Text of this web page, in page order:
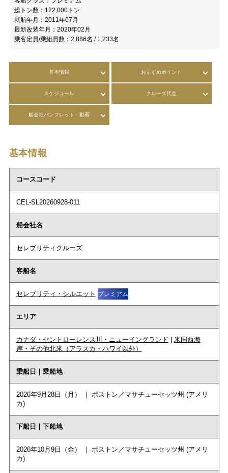
総トン数： 122,000トン
就航年月： 2011年07月
最新改装年月： 2020年02月
乗客定員/乗組員数： 2,886名 / 1,233名
基本情報 おすすめポイント
スケジュール クルーズ代金
船会社パンフレット・動画
基本情報
コースコード
CEL-SL20260928-011
船会社名
セレブリティクルーズ
客船名
セレブリティ・シルエット プレミアム
エリア
カナダ・セントローレンス川・ニューイングランド
米国西海
岸・その他北米（アラスカ・ハワイ以外）
乗船日｜乗船地
2026年9月28日（月） ｜ ボストン／マサチューセッツ州 (アメリ
カ)
下船日｜下船地
2026年10月9日（金） ｜ ボストン／マサチューセッツ州 (アメリ
カ)